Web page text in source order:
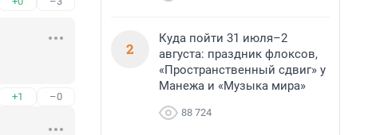
+1 –0
2
Куда пойти 31 июля–2
августа: праздник флоксов,
«Пространственный сдвиг» у
Манежа и «Музыка мира»
88 724